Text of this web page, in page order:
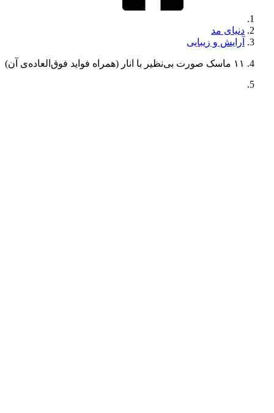
دنیای مد
آرایش و زیبایی
۱۱ ماسک صورت بی‌نظیر با انار (همراه فواید فوق‌العاده‌ی آن)